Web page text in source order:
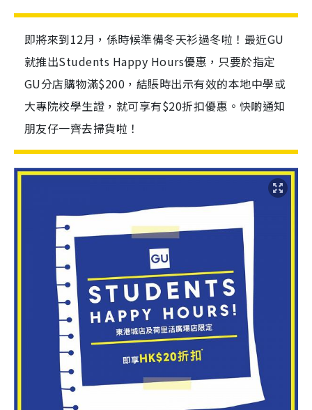
即將來到12月，係時候準備冬天衫過冬啦！最近GU
就推出Students Happy Hours優惠，只要於指定
GU分店購物滿$200，結賬時出示有效的本地中學或
大專院校學生證，就可享有$20折扣優惠。快啲通知
朋友仔一齊去掃貨啦！